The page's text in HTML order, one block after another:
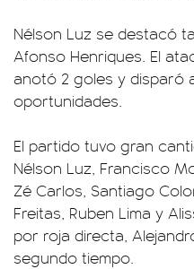
Nélson Luz se destacó
Afonso Henriques. El
anotó 2 goles y disparó
oportunidades.
El partido tuvo gran
Nélson Luz, Francisco
Zé Carlos, Santiago
Freitas, Ruben Lima y
por roja directa,
segundo tiempo.